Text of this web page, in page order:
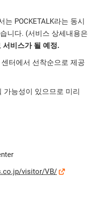
는 POCKETALK라는 동시
니다. (서비스 상세내용은
비스가 될 예정.
터에서 선착순으로 제공
가능성이 있으므로 미리
visitor/VB/